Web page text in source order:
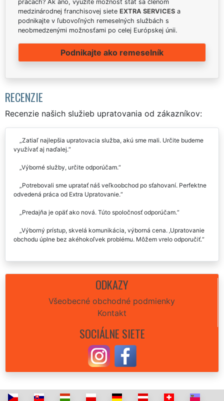
prácach? Ak áno, využite možnosť stať sa členom
medzinárodnej franchisovej siete EXTRA SERVICES a
podnikajte v ľubovoľných remeselných službách s
neobmedzenými možnosťami po celej Európskej únii.
Podnikajte ako remeselník
RECENZIE
Recenzie našich služieb upratovania od zákazníkov:
Zatiaľ najlepšia upratovacia služba, akú sme mali. Určite budeme
využívať aj naďalej.
Výborné služby, určite odporúčam.
Potrebovali sme upratať náš veľkoobchod po sťahovaní. Perfektne
odvedená práca od Extra Upratovanie.
Predajňa je opäť ako nová. Túto spoločnosť odporúčam.
Výborný prístup, skvelá komunikácia, výborná cena. ‚Upratovanie
obchodu úplne bez akéhokoľvek problému. Môžem vrelo odporučiť.
ODKAZY
Všeobecné obchodné podmienky
Kontakt
SOCIÁLNE SIETE